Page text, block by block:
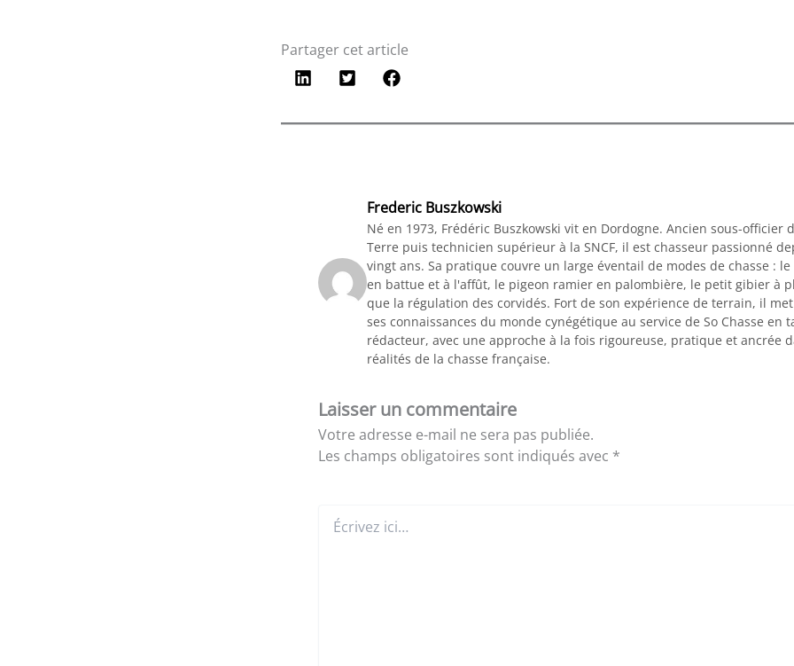
Partager cet article
Frederic Buszkowski
Né en 1973, Frédéric Buszkowski vit en Dordogne. Ancien sous-officier
Terre puis technicien supérieur à la SNCF, il est chasseur passionné
vingt ans. Sa pratique couvre un large éventail de modes de chasse :
en battue et à l'affût, le pigeon ramier en palombière, le petit gibier à
que la régulation des corvidés. Fort de son expérience de terrain, il
ses connaissances du monde cynégétique au service de So Chasse en
rédacteur, avec une approche à la fois rigoureuse, pratique et ancrée
réalités de la chasse française.
Laisser un commentaire
Votre adresse e-mail ne sera pas publiée.
Les champs obligatoires sont indiqués avec *
ici…